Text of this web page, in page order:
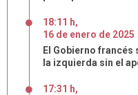
18:11 h,
16 de enero de 2025
El Gobierno
la izquierda sin el
17:31 h,